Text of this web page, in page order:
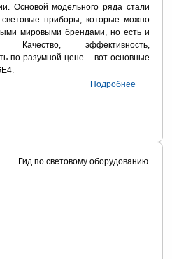
Основой модельного ряда стали
приборы, которые можно
мировыми брендами, но есть и
Качество, эффективность,
по разумной цене – вот основные
Подробнее
Гид по световому оборудованию